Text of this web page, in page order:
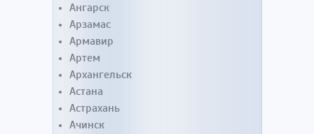
Ангарск
Арзамас
Армавир
Артем
Архангельск
Астана
Астрахань
Ачинск